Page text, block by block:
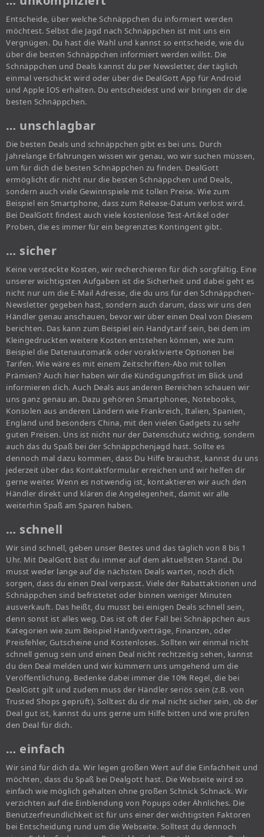
Entscheide, über welche Schnäppchen du informiert werden
möchtest. Selbst die Jagd nach Schnäppchen ist mit uns ein
Vergnügen. Du hast die Wahl und kannst so entscheide, wie du
über die besten Schnäppchen informiert werden willst. Die
Schnäppchen und Deals kannst du per Newsletter, der täglich
einmal verschickt wird oder über die DealGott App für Android
und Apple IOS erhalten. Du entscheidest und wir bringen dir die
besten Schnäppchen.
… unschlagbar
Die besten Deals und schnäppchen gibt es bei uns. Durch
Jahrelange Erfahrungen wissen wir genau, wo wir suchen müssen,
um für dich die besten Schnäppchen zu finden. DealGott
ermöglicht dir nicht nur die besten Schnäppchen und Deals,
sondern auch viele Gewinnspiele mit tollen Preise. Wie zum
Beispiel ein Smartphone, dass zum Release-Datum verlost wird.
Bei DealGott findest auch viele kostenlose Test-Artikel oder
Proben, die es immer für ein begrenztes Kontingent gibt.
… sicher
Keine versteckte Kosten, wir recherchieren für dich sorgfältig. Eine
unserer wichtigsten Aufgaben ist die Sicherheit und dabei geht es
nicht nur um die E-Mail Adresse, die du uns für den Schnäppchen-
Newsletter gegeben hast, sondern auch darum, dass wir uns den
Händler genau anschauen, bevor wir über einen Deal von Diesem
berichten. Das kann zum Beispiel ein Handytarif sein, bei dem im
Kleingedruckten weitere Kosten entstehen können, wie zum
Beispiel die Datenautomatik oder voraktivierte Optionen bei
Tarifen. Wie wäre es mit einem Zeitschriften-Abo mit tollen
Prämien? Auch hier haben wir die Kündigungsfrist im Blick und
informieren dich. Auch Deals aus anderen Bereichen schauen wir
uns ganz genau an. Dazu gehören Smartphones, Notebooks,
Konsolen aus anderen Ländern wie Frankreich, Italien, Spanien,
England und besonders China, mit den vielen Gadgets zu sehr
guten Preisen. Uns ist nicht nur der Datenschutz wichtig, sondern
auch das du Spaß bei der Schnäppchenjagd hast. Sollte es
dennoch mal dazu kommen, dass Du Hilfe brauchst, kannst du uns
jederzeit über das Kontaktformular erreichen und wir helfen dir
gerne weiter. Wenn es notwendig ist, kontaktieren wir auch den
Händler direkt und klären die Angelegenheit, damit wir alle
weiterhin Spaß am Sparen haben.
… schnell
Wir sind schnell, geben unser Bestes und das täglich von 8 bis 1
Uhr. Mit DealGott bist du immer auf dem aktuellsten Stand. Du
musst weder lange auf die nächsten Deals warten, noch dich
sorgen, dass du einen Deal verpasst. Viele der Rabattaktionen und
Schnäppchen sind befristetet oder binnen weniger Minuten
ausverkauft. Das heißt, du musst bei einigen Deals schnell sein,
denn sonst ist alles weg. Das ist oft der Fall bei Schnäppchen aus
Kategorien wie zum Beispiel Handyverträge, Finanzen, oder
Preisfehler, Gutscheine und Kostenloses. Sollten wir einmal nicht
schnell genug sein und einen Deal nicht rechtzeitig sehen, kannst
du den Deal melden und wir kümmern uns umgehend um die
Veröffentlichung. Bedenke dabei immer die 10% Regel, die bei
DealGott gilt und zudem muss der Händler seriös sein (z.B. von
Trusted Shops geprüft). Solltest du dir mal nicht sicher sein, ob der
Deal gut ist, kannst du uns gerne um Hilfe bitten und wie prüfen
den Deal für dich.
… einfach
Wir sind für dich da. Wir legen großen Wert auf die Einfachheit und
möchten, dass du Spaß bei Dealgott hast. Die Webseite wird so
einfach wie möglich gehalten ohne großen Schnick Schnack. Wir
verzichten auf die Einblendung von Popups oder Ähnliches. Die
Benutzerfreundlichkeit ist für uns einer der wichtigsten Faktoren
bei Entscheidung rund um die Webseite. Solltest du dennoch